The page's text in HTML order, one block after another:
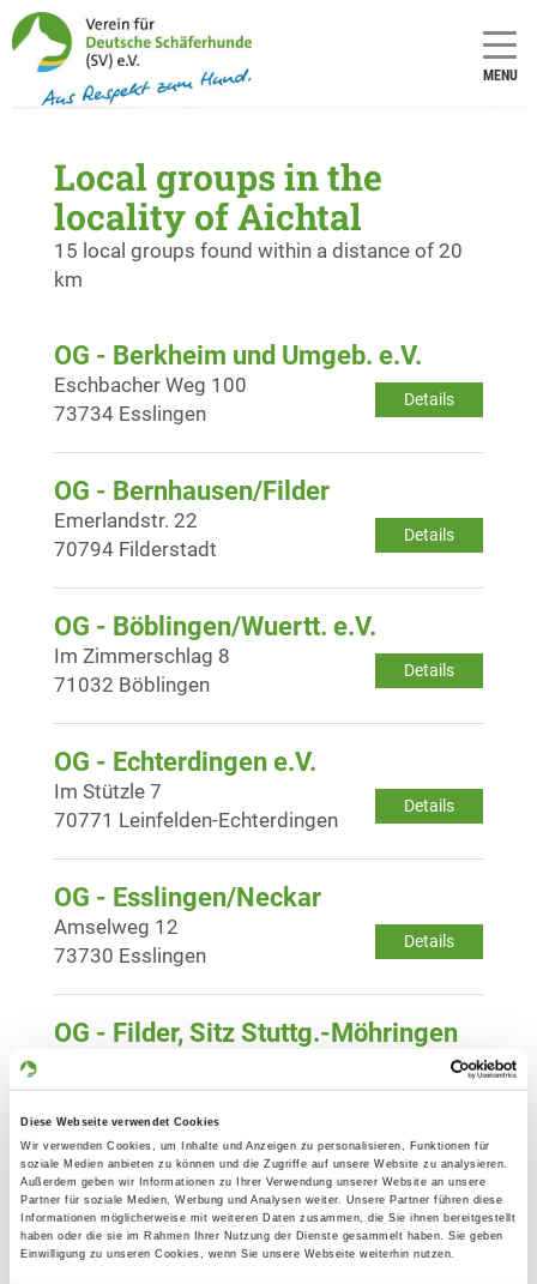
Diese Webseite verwendet Cookies
Wir verwenden Cookies, um Inhalte und Anzeigen zu personalisieren, Funktionen für
soziale Medien anbieten zu können und die Zugriffe auf unsere Website zu analysieren.
Außerdem geben wir Informationen zu Ihrer Verwendung unserer Website an unsere
Partner für soziale Medien, Werbung und Analysen weiter. Unsere Partner führen diese
Informationen möglicherweise mit weiteren Daten zusammen, die Sie ihnen bereitgestellt
haben oder die sie im Rahmen Ihrer Nutzung der Dienste gesammelt haben. Sie geben
Einwilligung zu unseren Cookies, wenn Sie unsere Webseite weiterhin nutzen.
MENU
Local groups in the
locality of Aichtal
15 local groups found within a distance of 20
km
OG - Berkheim und Umgeb. e.V.
Details
Eschbacher Weg 100
73734 Esslingen
OG - Bernhausen/Filder
Details
Emerlandstr. 22
70794 Filderstadt
OG - Böblingen/Wuertt. e.V.
Details
Im Zimmerschlag 8
71032 Böblingen
OG - Echterdingen e.V.
Details
Im Stützle 7
70771 Leinfelden-Echterdingen
OG - Esslingen/Neckar
Details
Amselweg 12
73730 Esslingen
OG - Filder, Sitz Stuttg.-Möhringen
Details
70567 Stuttgart
OG - Hohenneuffen e.V.
Details
Eisenbahnstr. 25
72636 Frickenhausen-Linsenhofen